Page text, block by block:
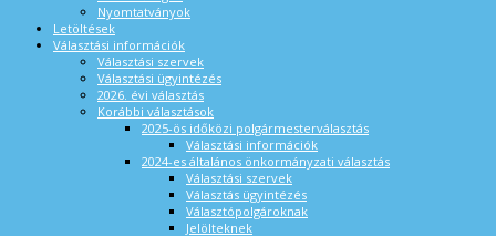
Nyomtatványok
Letöltések
Választási információk
Választási szervek
Választási ügyintézés
2026. évi választás
Korábbi választások
2025-ös időközi polgármesterválasztás
Választási információk
2024-es általános önkormányzati választás
Választási szervek
Választás ügyintézés
Választópolgároknak
Jelölteknek